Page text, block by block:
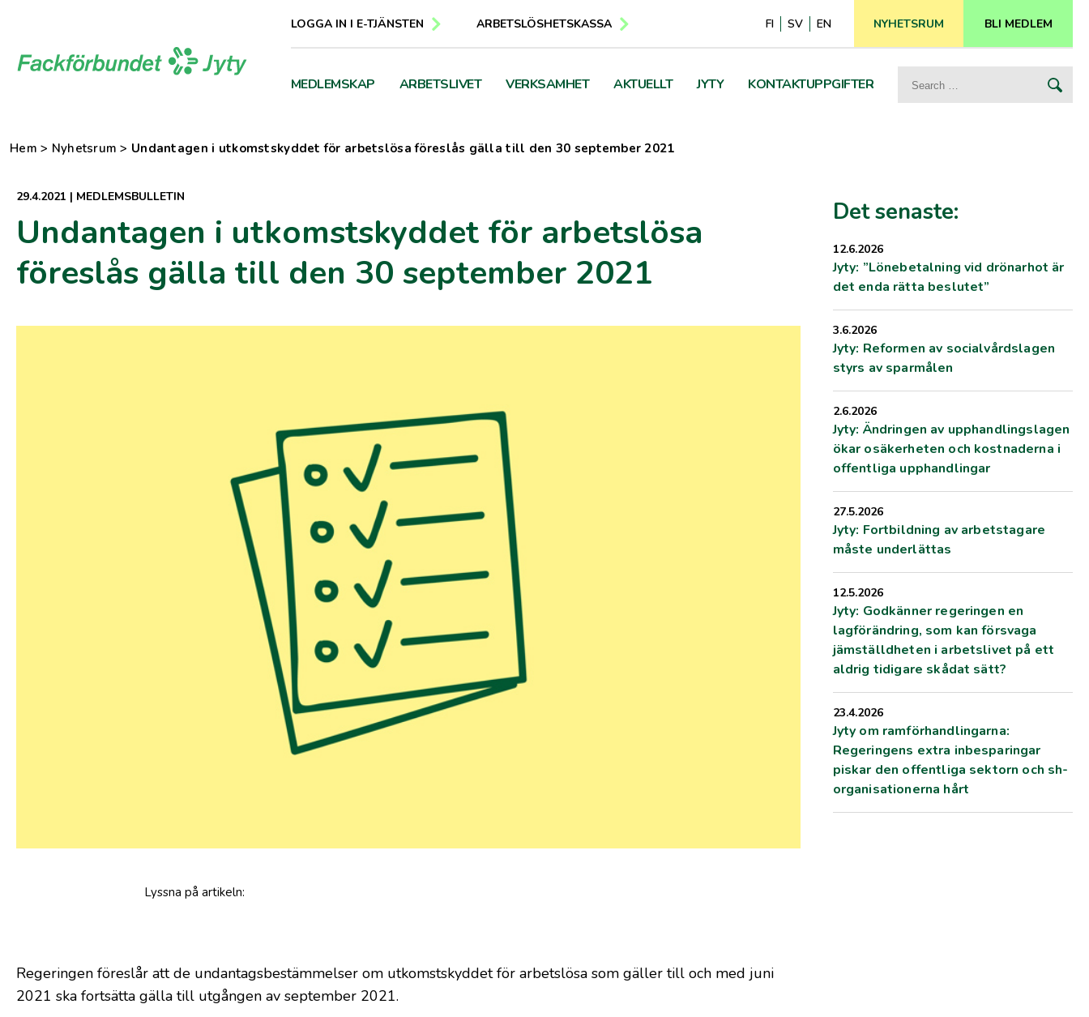
LOGGA IN I E-TJÄNSTEN ARBETSLÖSHETSKASSA FI SV EN NYHETSRUM BLI MEDLEM
MEDLEMSKAP ARBETSLIVET VERKSAMHET AKTUELLT JYTY KONTAKTUPPGIFTER
Search
for:
Hem > Nyhetsrum > Undantagen i utkomstskyddet för arbetslösa föreslås gälla till den 30 september 2021
29.4.2021 | MEDLEMSBULLETIN
Undantagen i utkomstskyddet för arbetslösa
föreslås gälla till den 30 september 2021
Lyssna på artikeln:
Regeringen föreslår att de undantagsbestämmelser om utkomstskyddet för arbetslösa som gäller till och med juni
2021 ska fortsätta gälla till utgången av september 2021.
Det senaste:
12.6.2026
Jyty: ”Lönebetalning vid drönarhot är
det enda rätta beslutet”
3.6.2026
Jyty: Reformen av socialvårdslagen
styrs av sparmålen
2.6.2026
Jyty: Ändringen av upphandlingslagen
ökar osäkerheten och kostnaderna i
offentliga upphandlingar
27.5.2026
Jyty: Fortbildning av arbetstagare
måste underlättas
12.5.2026
Jyty: Godkänner regeringen en
lagförändring, som kan försvaga
jämställdheten i arbetslivet på ett
aldrig tidigare skådat sätt?
23.4.2026
Jyty om ramförhandlingarna:
Regeringens extra inbesparingar
piskar den offentliga sektorn och sh-
organisationerna hårt